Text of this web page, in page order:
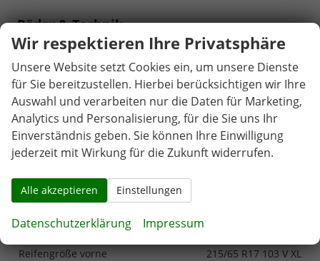
Räder & Technik
Antriebsachse
Frontantrieb
Bremsen
Elektronische Parkbremse
Externe Rollgeräuschklasse
B
Fahrwerk- und Regelungssysteme
Antiblockiersystem (ABS), Elektronisches Stabilitäts-
Programm (ESP), Reifendruckkontrolle
Felgengröße
17 Zoll
Lautstärke externes Rollgeräusch der Reifen
Reifen-Nasshaftungsklasse
Reifengröße vorne
215/65 R17 103 V XL
Wir respektieren Ihre Privatsphäre
Unsere Website setzt Cookies ein, um unsere Dienste
für Sie bereitzustellen. Hierbei berücksichtigen wir Ihre
Auswahl und verarbeiten nur die Daten für Marketing,
Analytics und Personalisierung, für die Sie uns Ihr
Einverständnis geben. Sie können Ihre Einwilligung
jederzeit mit Wirkung für die Zukunft widerrufen.
Alle akzeptieren Einstellungen
Datenschutzerklärung Impressum